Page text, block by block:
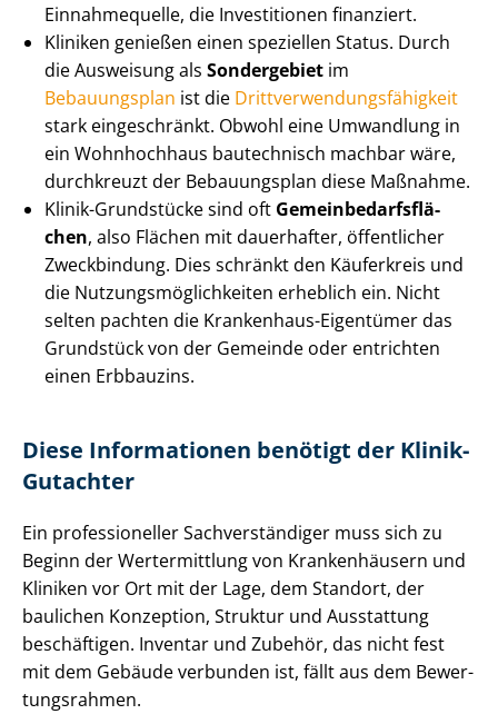
Einnahmequelle, die Investitionen finanziert.
Kliniken genießen einen speziellen Status. Durch
die Ausweisung als Sondergebiet im
Bebauungsplan ist die Dritt­ver­wen­dungs­fä­hig­keit
stark eingeschränkt. Obwohl eine Umwandlung in
ein Wohnhochhaus bautechnisch machbar wäre,
durchkreuzt der Bebauungsplan diese Maßnahme.
Klinik-Grundstücke sind oft Ge­mein­be­darfs­flä­
chen, also Flächen mit dauerhafter, öffentlicher
Zweckbindung. Dies schränkt den Käuferkreis und
die Nut­zungs­mög­lich­kei­ten erheblich ein. Nicht
selten pachten die Krankenhaus-Eigentümer das
Grundstück von der Gemeinde oder entrichten
einen Erbbauzins.
Diese Informationen benötigt der Klinik-
Gutachter
Ein professioneller Sach­ver­stän­di­ger muss sich zu
Beginn der Wertermittlung von Krankenhäusern und
Kliniken vor Ort mit der Lage, dem Standort, der
baulichen Konzeption, Struktur und Ausstattung
beschäftigen. Inventar und Zubehör, das nicht fest
mit dem Gebäude verbunden ist, fällt aus dem Be­wer­
tungs­rah­men.